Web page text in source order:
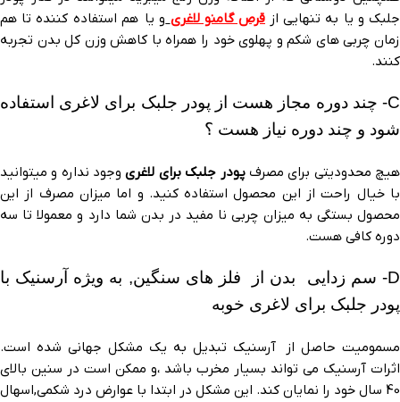
جلبک و یا به تنهایی ازقرص گامنو لاغری و یا هم استفاده کننده تا هم
زمان چربی های شکم و پهلوی خود را همراه با کاهش وزن کل بدن تجربه
کنند.
C- چند دوره مجاز هست از پودر جلبک برای لاغری استفاده
شود و چند دوره نیاز هست ؟
هیچ محدودیتی برای مصرفپودر جلبک برای لاغریوجود نداره و میتوانید
با خیال راحت از این محصول استفاده کنید. و اما میزان مصرف از این
محصول بستگی به میزان چربی نا مفید در بدن شما دارد و معمولا تا سه
دوره کافی هست.
D- سم زدایی بدن از فلز های سنگین, به ویژه آرسنیک با
پودر جلبک برای لاغری خوبه
مسمومیت حاصل از آرسنیک تبدیل به یک مشکل جهانی شده است.
اثرات آرسنیک می تواند بسیار مخرب باشد ،و ممکن است در سنین بالای
40 سال خود را نمایان کند. این مشکل در ابتدا با عوارض درد شکمی,اسهال